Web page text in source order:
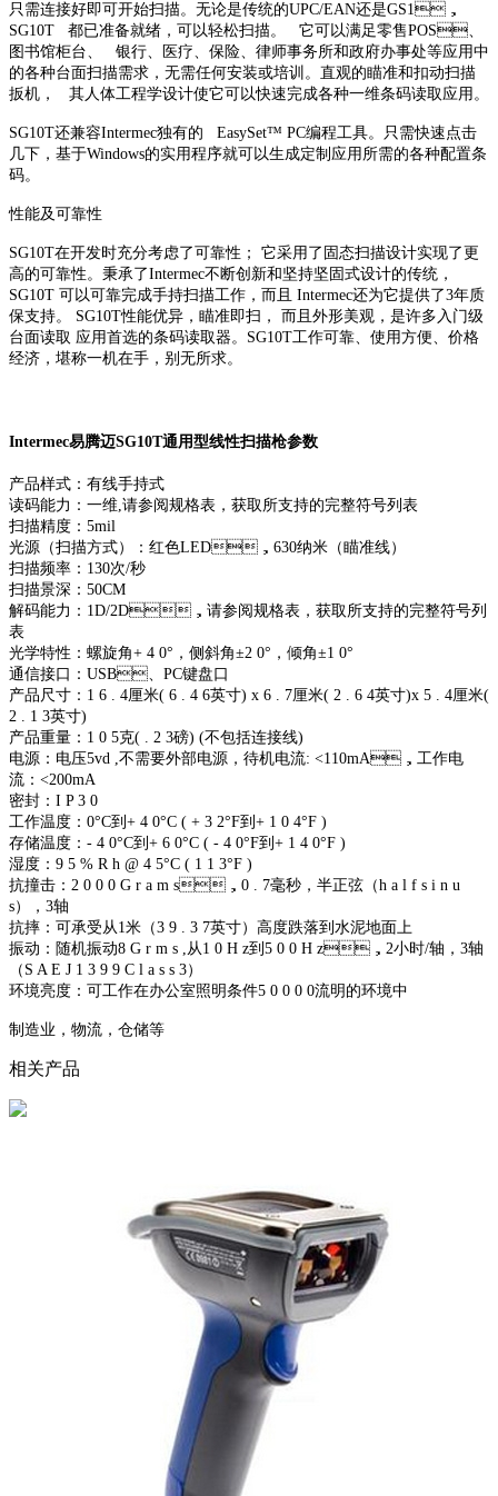
只需连接好即可开始扫描。无论是传统的UPC/EAN还是GS1，
SG10T 都已准备就绪，可以轻松扫描。 它可以满足零售POS、
图书馆柜台、 银行、医疗、保险、律师事务所和政府办事处等应用中
的各种台面扫描需求，无需任何安装或培训。直观的瞄准和扣动扫描
扳机， 其人体工程学设计使它可以快速完成各种一维条码读取应用。
SG10T还兼容Intermec独有的 EasySet™ PC编程工具。只需快速点击
几下，基于Windows的实用程序就可以生成定制应用所需的各种配置条
码。
性能及可靠性
SG10T在开发时充分考虑了可靠性； 它采用了固态扫描设计实现了更
高的可靠性。秉承了Intermec不断创新和坚持坚固式设计的传统，
SG10T 可以可靠完成手持扫描工作，而且 Intermec还为它提供了3年质
保支持。 SG10T性能优异，瞄准即扫， 而且外形美观，是许多入门级
台面读取 应用首选的条码读取器。SG10T工作可靠、使用方便、价格
经济，堪称一机在手，别无所求。
Intermec易腾迈SG10T通用型线性扫描枪参数
产品样式：有线手持式
读码能力：一维,请参阅规格表，获取所支持的完整符号列表
扫描精度：5mil
光源（扫描方式）：红色LED，630纳米（瞄准线）
扫描频率：130次/秒
扫描景深：50CM
解码能力：1D/2D，请参阅规格表，获取所支持的完整符号列
表
光学特性：螺旋角+ 4 0°，侧斜角±2 0°，倾角±1 0°
通信接口：USB、PC键盘口
产品尺寸：1 6 . 4厘米( 6 . 4 6英寸) x 6 . 7厘米( 2 . 6 4英寸)x 5 . 4厘米(
2 . 1 3英寸)
产品重量：1 0 5克( . 2 3磅) (不包括连接线)
电源：电压5vd ,不需要外部电源，待机电流: <110mA，工作电
流：<200mA
密封：I P 3 0
工作温度：0°C到+ 4 0°C ( + 3 2°F到+ 1 0 4°F )
存储温度：- 4 0°C到+ 6 0°C ( - 4 0°F到+ 1 4 0°F )
湿度：9 5 % R h @ 4 5°C ( 1 1 3°F )
抗撞击：2 0 0 0 G r a m s，0 . 7毫秒，半正弦（h a l f s i n u
s），3轴
抗摔：可承受从1米（3 9 . 3 7英寸）高度跌落到水泥地面上
振动：随机振动8 G r m s ,从1 0 H z到5 0 0 H z，2小时/轴，3轴
（S A E J 1 3 9 9 C l a s s 3）
环境亮度：可工作在办公室照明条件5 0 0 0 0流明的环境中
制造业，物流，仓储等
相关产品